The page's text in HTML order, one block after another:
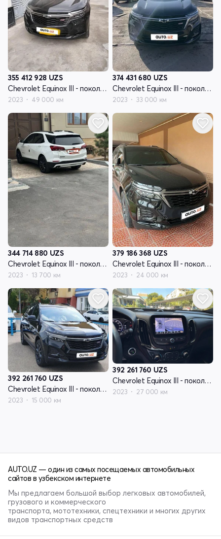
355 412 928 UZS
Chevrolet Equinox III - поколение рестайлинг
2023 49 000 км
374 431 680 UZS
Chevrolet Equinox III - поколение рестайлинг
2023 33 000 км
344 714 880 UZS
Chevrolet Equinox III - поколение рестайлинг
2023 13 700 км
379 186 368 UZS
Chevrolet Equinox III - поколение рестайлинг
2023 24 000 км
392 261 760 UZS
Chevrolet Equinox III - поколение рестайлинг
2023 15 000 км
392 261 760 UZS
Chevrolet Equinox III - поколение рестайлинг
2023 27 000 км
AUTO.UZ — один из самых посещаемых автомобильных
сайтов в узбекском интернете
Мы предлагаем большой выбор легковых автомобилей,
грузового и коммерческого
транспорта, мототехники, спецтехники и многих других
видов транспортных средств